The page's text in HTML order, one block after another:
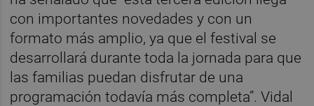
con importantes novedades y con un
formato más amplio, ya que el festival se
desarrollará durante toda la jornada para que
las familias puedan disfrutar de una
programación todavía más completa”. Vidal